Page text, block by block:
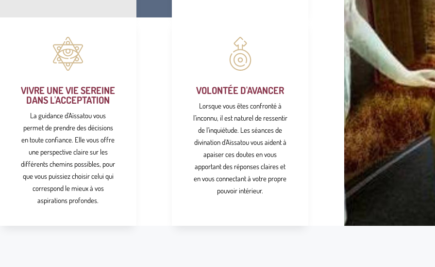
VIVRE UNE VIE SEREINE
DANS L'ACCEPTATION
La guidance d’Aïssatou vous
permet de prendre des décisions
en toute confiance. Elle vous offre
une perspective claire sur les
différents chemins possibles, pour
que vous puissiez choisir celui qui
correspond le mieux à vos
aspirations profondes.
VOLONTÉE D'AVANCER
Lorsque vous êtes confronté à
l’inconnu, il est naturel de ressentir
de l’inquiétude. Les séances de
divination d’Aïssatou vous aident à
apaiser ces doutes en vous
apportant des réponses claires et
en vous connectant à votre propre
pouvoir intérieur.